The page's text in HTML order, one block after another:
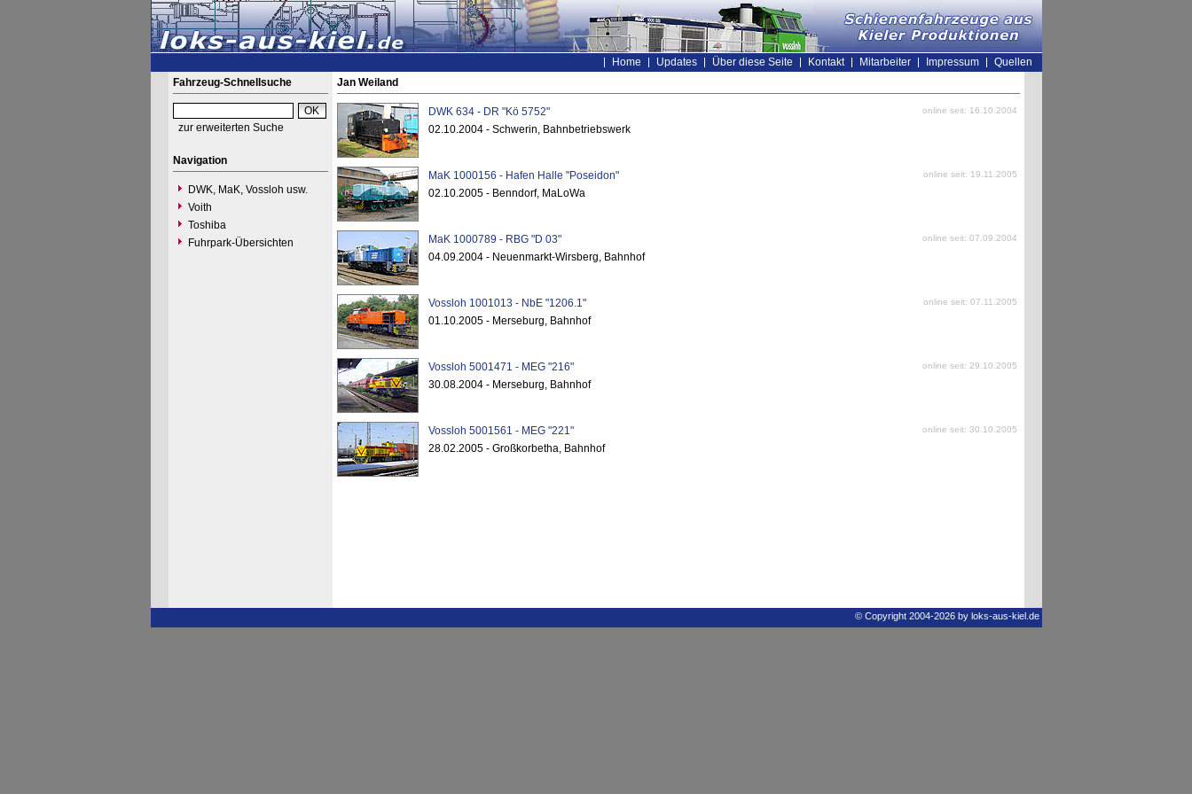
Home Updates Über diese Seite Kontakt Mitarbeiter Impressum
Quellen
Fahrzeug-Schnellsuche
zur erweiterten Suche
Navigation
DWK, MaK, Vossloh usw.
Voith
Toshiba
Fuhrpark-Übersichten
Jan Weiland
DWK 634 - DR "Kö 5752" online seit: 16.10.2004
02.10.2004 - Schwerin, Bahnbetriebswerk
MaK 1000156 - Hafen Halle "Poseidon" online seit: 19.11.2005
02.10.2005 - Benndorf, MaLoWa
MaK 1000789 - RBG "D 03" online seit: 07.09.2004
04.09.2004 - Neuenmarkt-Wirsberg, Bahnhof
Vossloh 1001013 - NbE "1206.1" online seit: 07.11.2005
01.10.2005 - Merseburg, Bahnhof
Vossloh 5001471 - MEG "216" online seit: 29.10.2005
30.08.2004 - Merseburg, Bahnhof
Vossloh 5001561 - MEG "221" online seit: 30.10.2005
28.02.2005 - Großkorbetha, Bahnhof
© Copyright 2004-2026 by loks-aus-kiel.de